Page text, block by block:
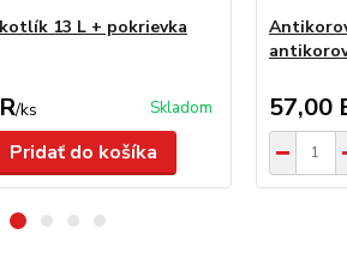
13 L + pokrievka
/ks Skladom
Pridať do košíka
57,00